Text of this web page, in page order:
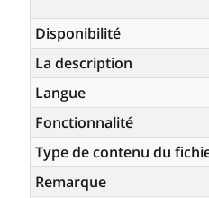
Disponibilité
La description
Langue
Fonctionnalité
Type de contenu du
Remarque